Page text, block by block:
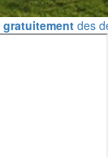
gratuitement des